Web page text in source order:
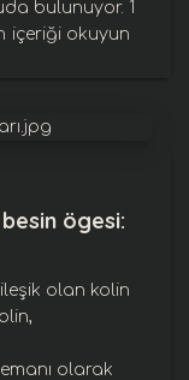
bulunuyor. 1
içeriği okuyun
ögesi:
olan kolin
olarak